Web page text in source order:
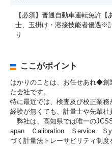
【必須】普通自動車運転免許
士、玉掛け・溶接技能者優遇※
り
ここがポイント
はかりのことは、お任せあれ◆創
た会社です。
特に最近では、検査及び校正業務
経験が無くても、計量士や先輩社
弊社は、高知県では唯一の
apan Ｃalibration Ｓervice Ｓ
づく計量法トレーサビリティ制